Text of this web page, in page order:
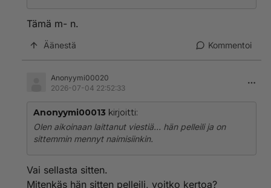
Tämä m- n.
Äänestä Kommentoi
Anonyymi00020
2026-07-04 22:52:33
Anonyymi00013 kirjoitti:
Olen aikoinaan laittanut viestiä… hän pelleili ja on
sittemmin mennyt naimisiinkin.
Vai sellasta sitten.
Mitenkäs hän sitten pelleili, voitko kertoa?